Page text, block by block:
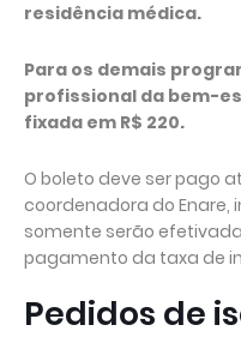
residência médica.
Para os demais
profissional da bem-
fixada em R$ 220.
O boleto deve ser pago
coordenadora do Enare,
somente serão
pagamento da taxa de
Pedidos de